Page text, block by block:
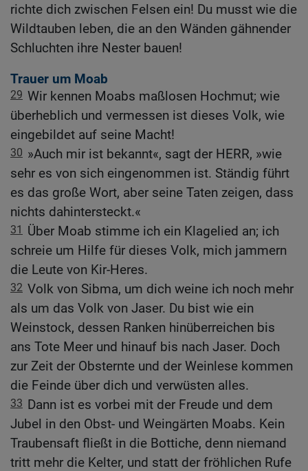
richte dich zwischen Felsen ein! Du musst wie die
Wildtauben leben, die an den Wänden gähnender
Schluchten ihre Nester bauen!
Trauer um Moab
29 Wir kennen Moabs maßlosen Hochmut; wie
überheblich und vermessen ist dieses Volk, wie
eingebildet auf seine Macht!
30 »Auch mir ist bekannt«, sagt der HERR, »wie
sehr es von sich eingenommen ist. Ständig führt
es das große Wort, aber seine Taten zeigen, dass
nichts dahintersteckt.«
31 Über Moab stimme ich ein Klagelied an; ich
schreie um Hilfe für dieses Volk, mich jammern
die Leute von Kir-Heres.
32 Volk von Sibma, um dich weine ich noch mehr
als um das Volk von Jaser. Du bist wie ein
Weinstock, dessen Ranken hinüberreichen bis
ans Tote Meer und hinauf bis nach Jaser. Doch
zur Zeit der Obsternte und der Weinlese kommen
die Feinde über dich und verwüsten alles.
33 Dann ist es vorbei mit der Freude und dem
Jubel in den Obst- und Weingärten Moabs. Kein
Traubensaft fließt in die Bottiche, denn niemand
tritt mehr die Kelter, und statt der fröhlichen Rufe